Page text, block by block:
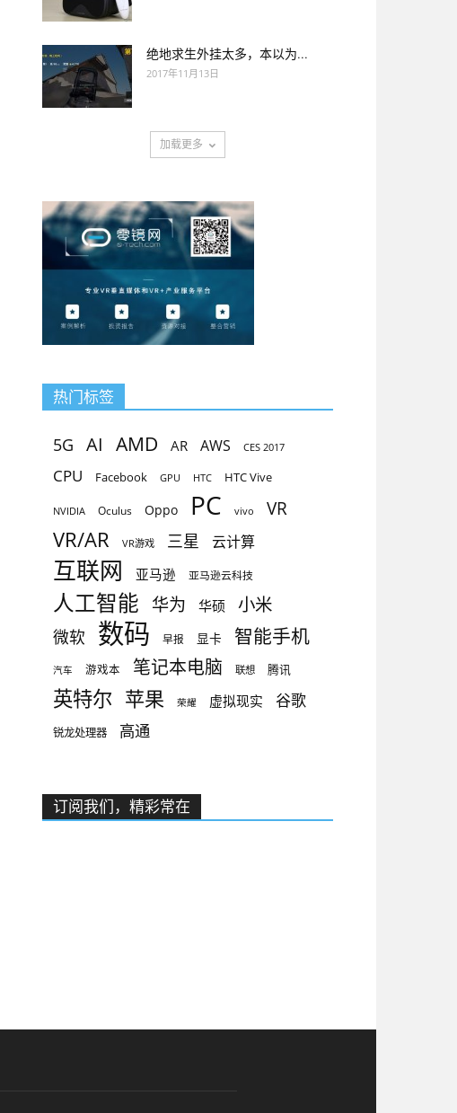
绝地求生外挂太多，本以为...
2017年11月13日
加载更多
热门标签
5G AI AMD AR AWS CES 2017
CPU Facebook GPU HTC HTC Vive
NVIDIA Oculus Oppo PC vivo VR
VR/AR VR游戏 三星 云计算
互联网 亚马逊 亚马逊云科技
人工智能 华为 华硕 小米
微软 数码 早报 显卡 智能手机
汽车 游戏本 笔记本电脑 联想 腾讯
英特尔 苹果 荣耀 虚拟现实 谷歌
锐龙处理器 高通
订阅我们，精彩常在